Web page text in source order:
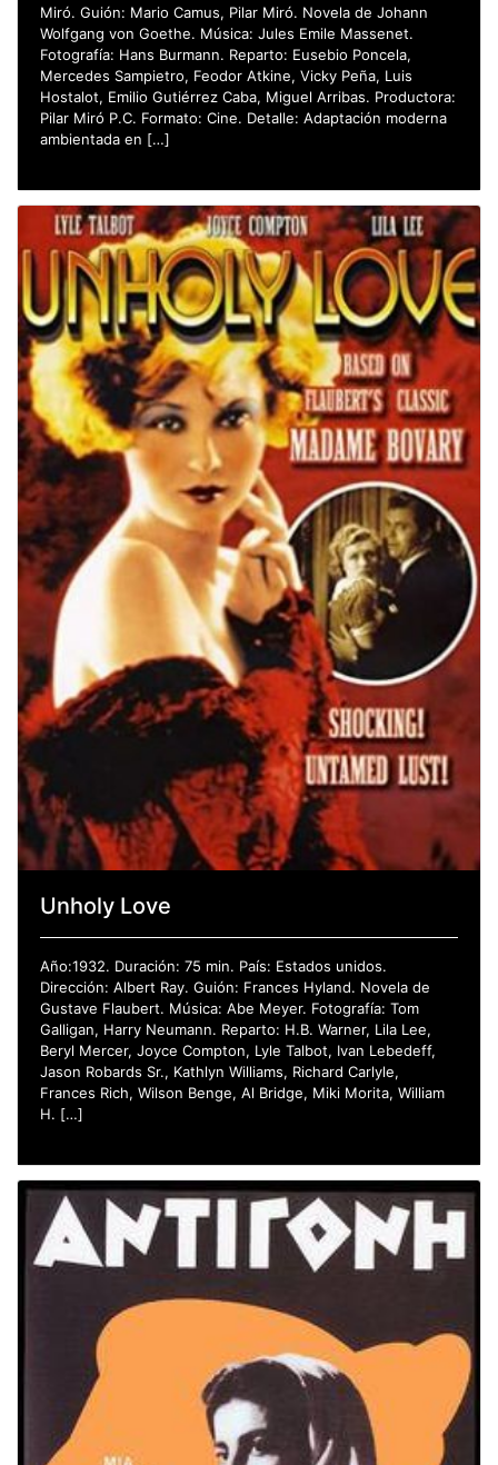
Miró. Guión: Mario Camus, Pilar Miró. Novela de Johann
Wolfgang von Goethe. Música: Jules Emile Massenet.
Fotografía: Hans Burmann. Reparto: Eusebio Poncela,
Mercedes Sampietro, Feodor Atkine, Vicky Peña, Luis
Hostalot, Emilio Gutiérrez Caba, Miguel Arribas. Productora:
Pilar Miró P.C. Formato: Cine. Detalle: Adaptación moderna
ambientada en […]
Unholy Love
Año:1932. Duración: 75 min. País: Estados unidos.
Dirección: Albert Ray. Guión: Frances Hyland. Novela de
Gustave Flaubert. Música: Abe Meyer. Fotografía: Tom
Galligan, Harry Neumann. Reparto: H.B. Warner, Lila Lee,
Beryl Mercer, Joyce Compton, Lyle Talbot, Ivan Lebedeff,
Jason Robards Sr., Kathlyn Williams, Richard Carlyle,
Frances Rich, Wilson Benge, Al Bridge, Miki Morita, William
H. […]